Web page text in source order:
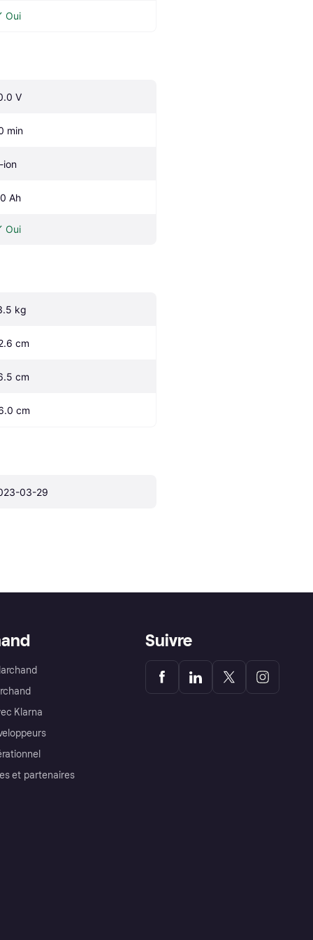
Oui
V
min
ion
Ah
Oui
kg
cm
cm
cm
03-29
Klarna
et partenaires
Suivre